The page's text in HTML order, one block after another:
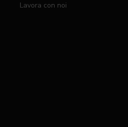
Lavora con noi